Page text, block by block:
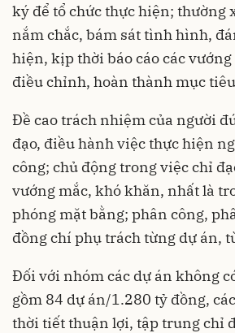
ký để tổ chức thực hiện; thường
nắm chắc, bám sát tình hình,
hiện, kịp thời báo cáo các
điều chỉnh, hoàn thành mục
Đề cao trách nhiệm của người
đạo, điều hành việc thực hiện
công; chủ động trong việc chỉ
vướng mắc, khó khăn, nhất là
phóng mặt bằng; phân công,
đồng chí phụ trách từng dự án,
Đối với nhóm các dự án không
gồm 84 dự án/1.280 tỷ đồng,
thời tiết thuận lợi, tập trung chỉ